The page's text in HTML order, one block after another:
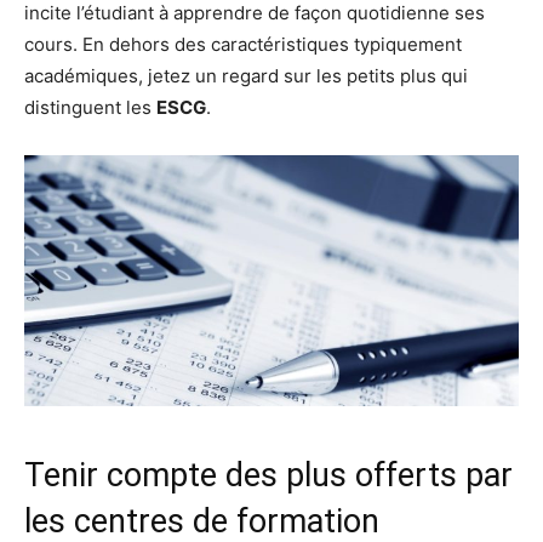
incite l’étudiant à apprendre de façon quotidienne ses
cours. En dehors des caractéristiques typiquement
académiques, jetez un regard sur les petits plus qui
distinguent les ESCG.
Tenir compte des plus offerts par
les centres de formation